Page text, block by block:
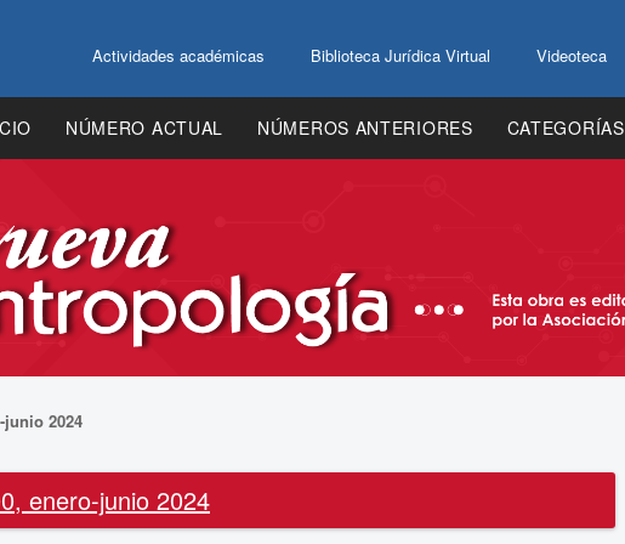
Actividades académicas Biblioteca Jurídica Virtual Videoteca
NÚMERO ACTUAL NÚMEROS ANTERIORES CATEGORÍAS
junio 2024
enero-junio 2024